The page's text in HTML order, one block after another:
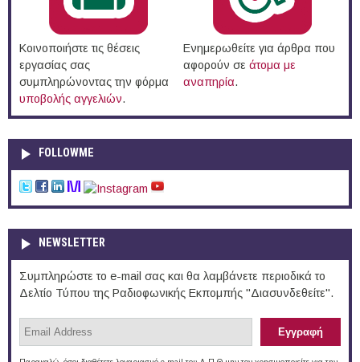
Κοινοποιήστε τις θέσεις
εργασίας σας
συμπληρώνοντας την φόρμα
υποβολής αγγελιών.
Ενημερωθείτε για άρθρα που
αφορούν σε άτομα με
αναπηρία.
FOLLOWME
NEWSLETTER
Συμπληρώστε το e-mail σας και θα λαμβάνετε περιοδικά το
Δελτίο Τύπου της Ραδιοφωνικής Εκπομπής "Διασυνδεθείτε".